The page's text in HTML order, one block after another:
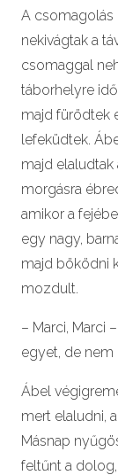
A csomagolás
nekivágtak a
csomaggal
táborhelyre
majd fürödtek
lefeküdtek.
majd elaludtak
morgásra
amikor a
egy nagy,
majd böködni
mozdult.
– Marci, Marci
egyet, de nem
Ábel
mert elaludni,
Másnap
feltűnt a